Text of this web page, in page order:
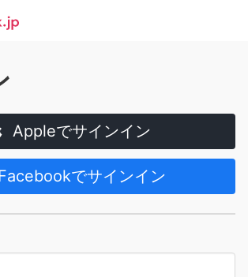
Appleでサインイン
でサインイン